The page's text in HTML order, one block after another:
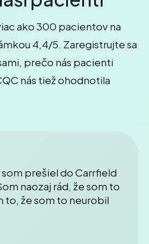
ako 300 pacientov na
4,4/5. Zaregistrujte sa
prečo nás pacienti
nás tiež ohodnotila
prešiel do Carrfield
naozaj rád, že som to
to, že som to neurobil